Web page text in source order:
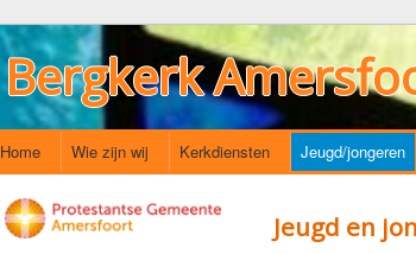
Bergkerk
Home Wie zijn wij Kerkdiensten Jeugd/jongeren
Jeugd en